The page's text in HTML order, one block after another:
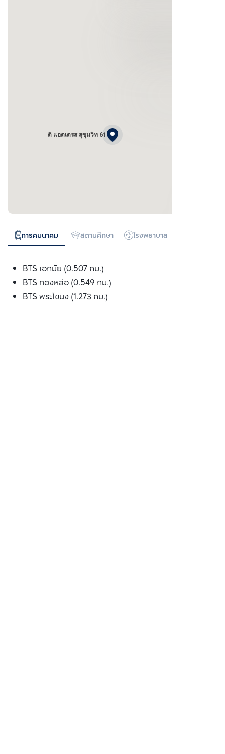
ดิ แอดเดรส สุขุมวิท 61
การคมนาคม สถานศึกษา โรงพยาบาล
BTS เอกมัย (0.507 กม.)
BTS ทองหล่อ (0.549 กม.)
BTS พระโขนง (1.273 กม.)